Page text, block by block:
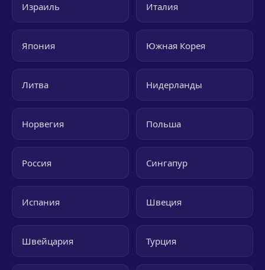
Израиль Италия
Япония Южная Корея
Литва Нидерланды
Норвегия Польша
Россия Сингапур
Испания Швеция
Швейцария Турция